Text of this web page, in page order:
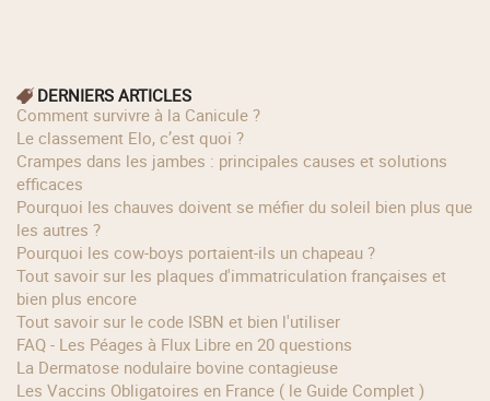
DERNIERS ARTICLES
Comment survivre à la Canicule ?
Le classement Elo, c’est quoi ?
Crampes dans les jambes : principales causes et solutions
efficaces
Pourquoi les chauves doivent se méfier du soleil bien plus que
les autres ?
Pourquoi les cow‑boys portaient‑ils un chapeau ?
Tout savoir sur les plaques d'immatriculation françaises et
bien plus encore
Tout savoir sur le code ISBN et bien l'utiliser
FAQ - Les Péages à Flux Libre en 20 questions
La Dermatose nodulaire bovine contagieuse
Les Vaccins Obligatoires en France ( le Guide Complet )